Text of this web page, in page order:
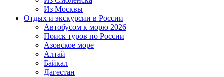
Из Москвы
Отдых и экскурсии в России
Автобусом к морю 2026
Поиск туров по России
Азовское море
Алтай
Байкал
Дагестан